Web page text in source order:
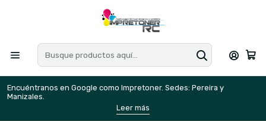
Encuéntranos en Google como Impretoner. Sedes: Pereira y
Manizales.
Leer más